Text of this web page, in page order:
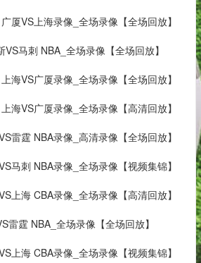
厦VS上海录像_全场录像【全场回放】
马刺 NBA_全场录像【全场回放】
海VS广厦录像_全场录像【全场回放】
海VS广厦录像_全场录像【高清回放】
雷霆 NBA录像_高清录像【全场回放】
马刺 NBA录像_全场录像【视频集锦】
上海 CBA录像_全场录像【高清回放】
雷霆 NBA_全场录像【全场回放】
上海 CBA录像_全场录像【视频集锦】